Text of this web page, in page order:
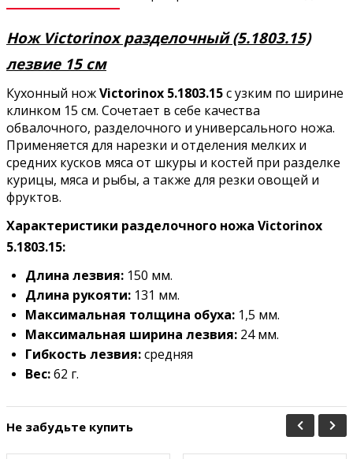
Нож Victorinox разделочный (5.1803.15)
лезвие 15 см
Кухонный ножVictorinox 5.1803.15с узким по ширине
клинком 15 см. Сочетает в себе качества
обвалочного, разделочного и универсального ножа.
Применяется для нарезки и отделения мелких и
средних кусков мяса от шкуры и костей при разделке
курицы, мяса и рыбы, а также для резки овощей и
фруктов.
Характеристики разделочного ножа Victorinox
5.1803.15:
Длина лезвия: 150 мм.
Длина рукояти: 131 мм.
Максимальная толщина обуха: 1,5 мм.
Максимальная ширина лезвия: 24мм.
Гибкость лезвия:средняя
Вес:62 г.
Не забудьте купить